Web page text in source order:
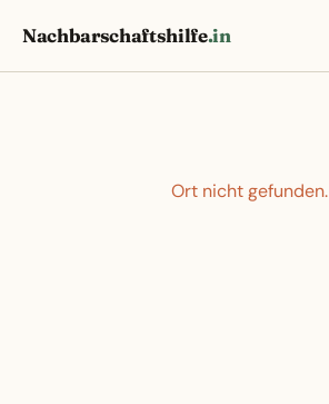
Nachbarschaftshilfe.in
Ort nicht gefunden.